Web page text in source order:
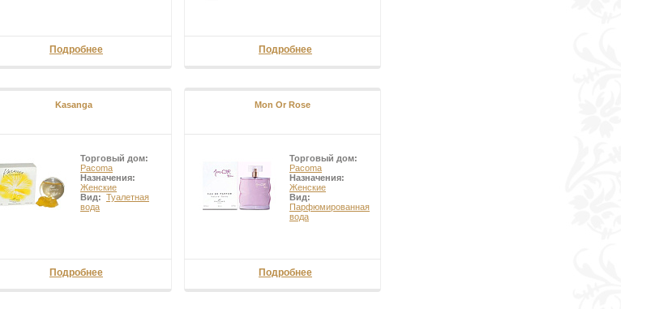
Подробнее Подробнее
Kasanga
Торговый дом:
Pacoma
Назначения:
Женские
Вид: Туалетная
вода
Подробнее
Mon Or Rose
Торговый дом:
Pacoma
Назначения:
Женские
Вид:
Парфюмированная
вода
Подробнее